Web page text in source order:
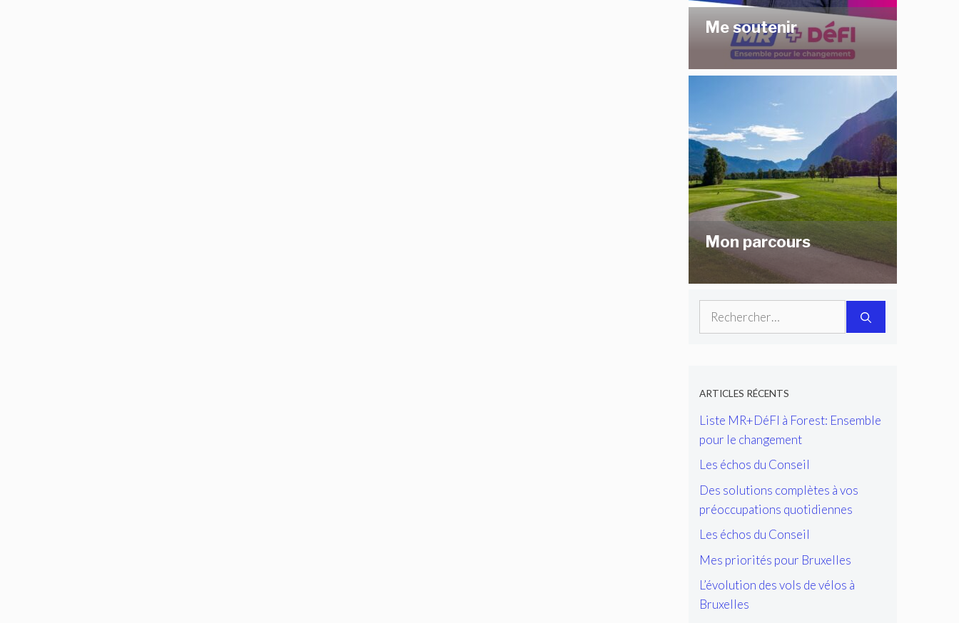
Me soutenir
Mon parcours
Rechercher :
ARTICLES RÉCENTS
Liste MR+DéFI à Forest: Ensemble
pour le changement
Les échos du Conseil
Des solutions complètes à vos
préoccupations quotidiennes
Les échos du Conseil
Mes priorités pour Bruxelles
L’évolution des vols de vélos à
Bruxelles